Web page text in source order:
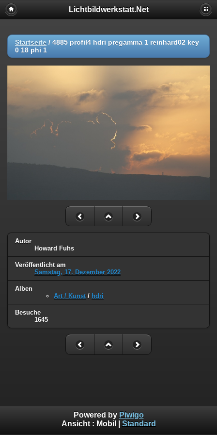
Lichtbildwerkstatt.Net
Startseite / 4885 profil4 hdri pregamma 1 reinhard02 key
0 18 phi 1
Autor
Howard Fuhs
Veröffentlicht am
Samstag, 17. Dezember 2022
Alben
Art / Kunst / hdri
Besuche
1645
Powered by Piwigo
Ansicht : Mobil Standard